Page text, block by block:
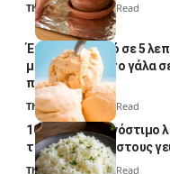
Thali Ombre4 Min Read
Έτοιμο παγωτό σε 5
μετατρέψετε το γάλα
παγωτομηχανή
Thali Ombre 4 Min Read
10 φορές ποιο νόστιμο
το απογειώσει στους
Thali Ombre4 Min Read